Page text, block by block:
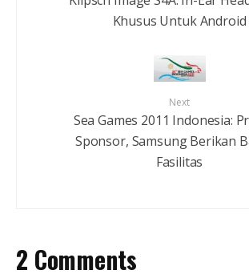
Khusus Untuk Android
Next
Sea Games 2011 Indonesia:
Sponsor, Samsung Berikan
Fasilitas
2 Comments